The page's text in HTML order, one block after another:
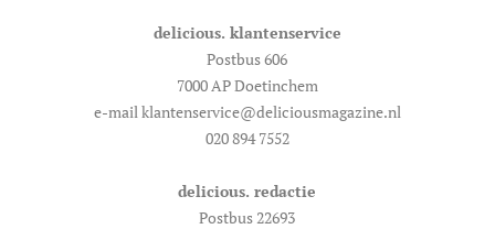
delicious. klantenservice
Postbus 606
7000 AP Doetinchem
e-mail klantenservice@deliciousmagazine.nl
020 894 7552
delicious. redactie
Postbus 22693